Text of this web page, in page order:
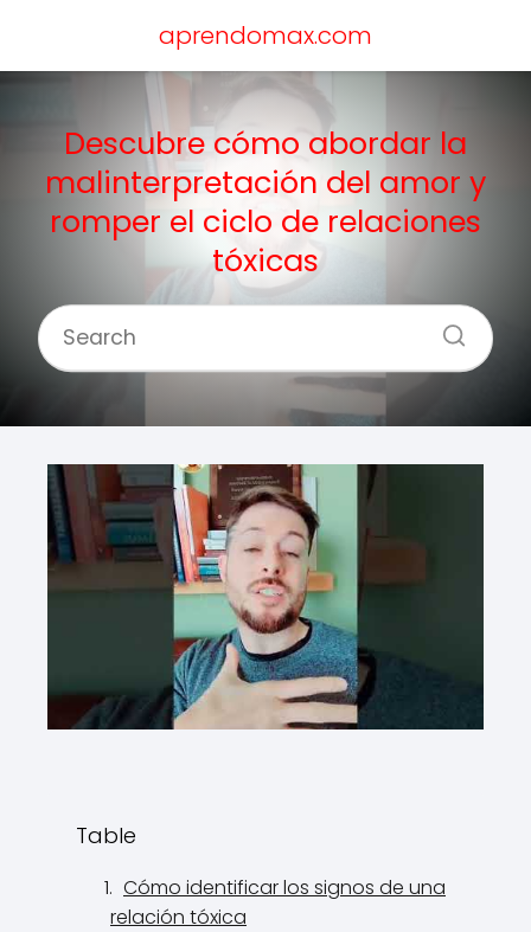
aprendomax.com
Descubre cómo abordar la
malinterpretación del amor y
romper el ciclo de relaciones
tóxicas
Table
Cómo identificar los signos de una
relación tóxica